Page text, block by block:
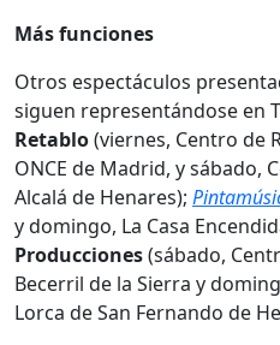
Más funciones
Otros espectáculos
siguen representándose en
Retablo(viernes, Centro de
ONCE de Madrid, y sábado,
Alcalá de Henares);
y domingo, La Casa
Producciones(sábado,
Becerril de la Sierra y
Lorca de San Fernando de